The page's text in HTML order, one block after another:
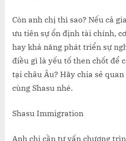
Còn anh chị thì sao? Nếu cả
ưu tiên sự ổn định tài chính,
hay khả năng phát triển sự
điều gì là yếu tố then chốt để
tại châu Âu? Hãy chia sẻ
cùng Shasu nhé.
Shasu Immigration
Anh chị cần tư vấn chương